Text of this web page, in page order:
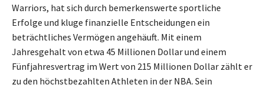
Warriors, hat sich durch bemerkenswerte sportliche
Erfolge und kluge finanzielle Entscheidungen ein
beträchtliches Vermögen angehäuft. Mit einem
Jahresgehalt von etwa 45 Millionen Dollar und einem
Fünfjahresvertrag im Wert von 215 Millionen Dollar zählt er
zu den höchstbezahlten Athleten in der NBA. Sein